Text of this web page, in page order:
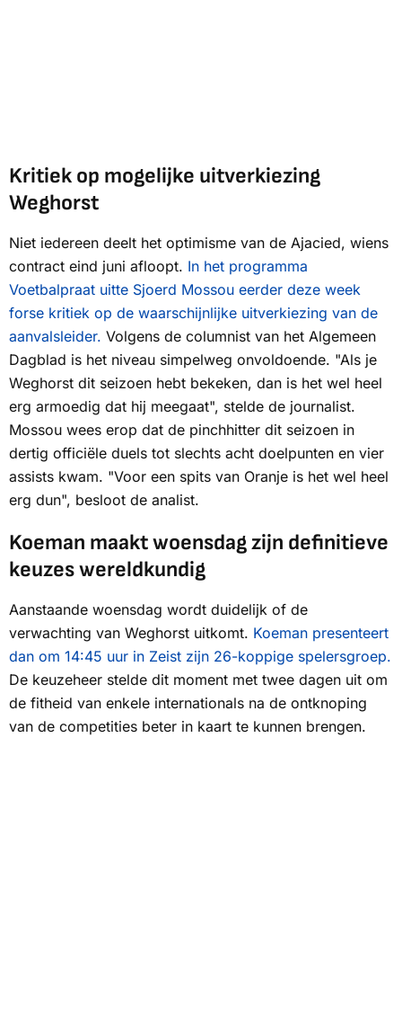
Kritiek op mogelijke uitverkiezing
Weghorst
Niet iedereen deelt het optimisme van de Ajacied, wiens
contract eind juni afloopt. In het programma
Voetbalpraat uitte Sjoerd Mossou eerder deze week
forse kritiek op de waarschijnlijke uitverkiezing van de
aanvalsleider. Volgens de columnist van het Algemeen
Dagblad is het niveau simpelweg onvoldoende. "Als je
Weghorst dit seizoen hebt bekeken, dan is het wel heel
erg armoedig dat hij meegaat", stelde de journalist.
Mossou wees erop dat de pinchhitter dit seizoen in
dertig officiële duels tot slechts acht doelpunten en vier
assists kwam. "Voor een spits van Oranje is het wel heel
erg dun", besloot de analist.
Koeman maakt woensdag zijn definitieve
keuzes wereldkundig
Aanstaande woensdag wordt duidelijk of de
verwachting van Weghorst uitkomt. Koeman presenteert
dan om 14:45 uur in Zeist zijn 26-koppige spelersgroep.
De keuzeheer stelde dit moment met twee dagen uit om
de fitheid van enkele internationals na de ontknoping
van de competities beter in kaart te kunnen brengen.